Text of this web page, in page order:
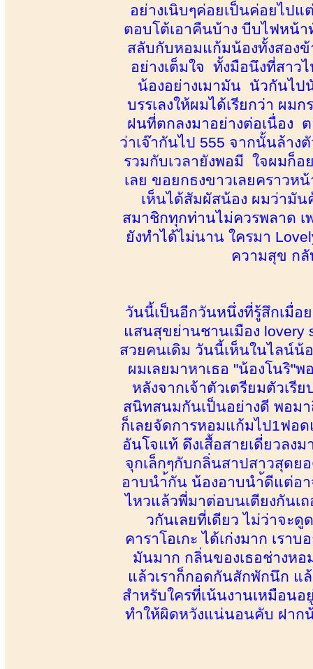
อย่างเนิบๆค่อยเป็นค่อยไปแ
ตอบโต้เอาคืนบ้าง บีบไฟหน้
สลับกับหอมแก้มน้องทั้งสอง
อย่างเต็มใจ ทั้งมือนึงที่สาว
น้องอย่างเมามัน นัวกันไป
บรรเลงให้ผมได้เรียกว่า ผม
ฝนที่ตกลงมาอย่างต่อเนื่อง
ว่าเจ๊ากันไป 555 จากนั้นล้าง
รวมกับเวลายังพอมี ใจผมก็
เลย ขอยกธงขาวเลยคราวห
เห็นได้สัมผัสน้อง ผมว่ามั
สมาชิกทุกท่านไม่ควรพลาด เ
ยังทำได้ไม่นาน ใครมา
ความสุข กลั
วันนี้เป็นอีกวันหนึ่งที่รู้สึกเมื่อ
แสนสุขย่านชานเมือง lovery
สวยคนเดิม วันนี้เห็นในไลน์น้
ผมเลยมาหาเธอ "น้องโนริ"
หลังจากเจ้าตัวเตรียมตัวเรี
สนิทสนมกันเป็นอย่างดี พอม
ก็เลยจัดการหอมแก้มไป1ฟอ
อันโจแท้ ดึงเสื้อสายเดี่ยวลง
จุกเล็กๆกับกลิ่นสาปสาวสุดย
อาบนำ้กัน น้องอาบนำ้ดีแต่อา
ไหวแล้วพี่มาต่อบนเตียงกันเ
วกันเลยที่เดียว ไม่ว่าจะ
คาราโอเกะ ได้เก่งมาก เร
มันมาก กลิ่นของเธอช่างห
แล้วเราก็กอดกันสักพักนึก แ
สำหรับใครที่เน้นงานเหมือน
ทำให้ผิดหวังแน่นอนคับ ฝาก